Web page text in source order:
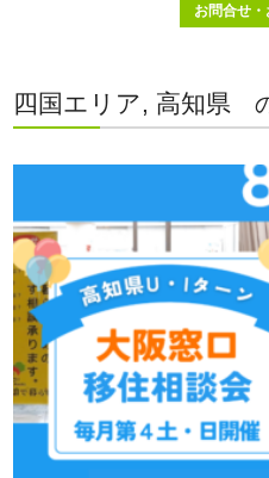
お問合せ
四国エリア, 高知県